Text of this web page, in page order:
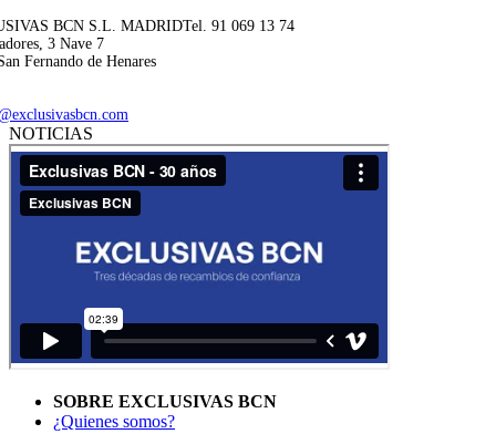
BCN S.L. MADRIDTel. 91 069 13 74
3 Nave 7
Fernando de Henares
NOTICIAS
SOBRE EXCLUSIVAS BCN
¿Quienes somos?